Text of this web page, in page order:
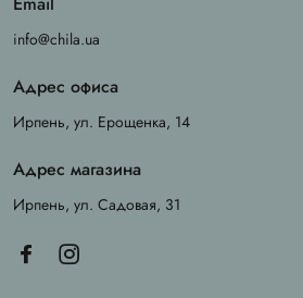
info@chila.ua
Адрес офиса
Ирпень, ул. Ерощенка, 14
Адрес магазина
Ирпень, ул. Садовая, 31